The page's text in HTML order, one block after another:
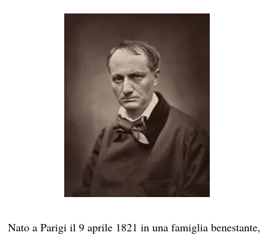
Nato a Parigi il 9 aprile 1821 in una famiglia benestante,